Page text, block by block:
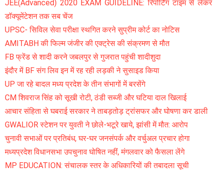
JEE(Advanced) 2020 EXAM GUIDELINE: रिपोर्टिंग टाइम से लेकर
डॉक्यूमेंटेशन तक सब चेंज
UPSC- सिविल सेवा परीक्षा स्थगित करने सुप्रीम कोर्ट का नोटिस
AMITABH की फिल्म जंजीर की एक्ट्रेस की संक्रमण से मौत
FB फ्रेंड से शादी करने जबलपुर से गुजरात पहुंची शादीशुदा
इंदौर में BF संग लिव इन में रह रही लड़की ने सुसाइड किया
UP जा रहे बादल मध्य प्रदेश के तीन संभागों में बरसेंगे
CM शिवराज सिंह को सूखी रोटी, ठंडी सब्जी और घटिया दाल खिलाई
आचार संहिता से घबराई सरकार ने ताबड़तोड़ ट्रांसफर और घोषणा कर डाली
GWALIOR स्टेशन पर युवती ने छोले-भटूरे खाये, झांसी में मौत: आरोप
चुनावी सभाओं पर प्रतिबंध, घर-घर जनसंपर्क और वर्चुअल प्रचार होगा
मध्यप्रदेश विधानसभा उपचुनाव घोषित नहीं, मंगलवार को फैसला लेंगे
MP EDUCATION: संचालक स्तर के अधिकारियों की तबादला सूची